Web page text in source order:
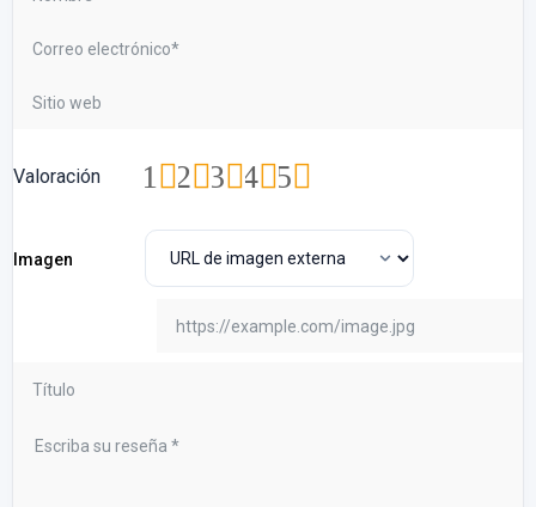
Valoración 5
4
3
2
1
Imagen